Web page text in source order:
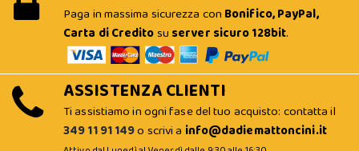
Paga in massima sicurezza con Bonifico, PayPal,
Carta di Creditosu server sicuro 128bit.
ASSISTENZA CLIENTI
Ti assistiamo in ogni fase del tuo acquisto: contatta il
349 11 91 149o scrivi a info@dadiemattoncini.it